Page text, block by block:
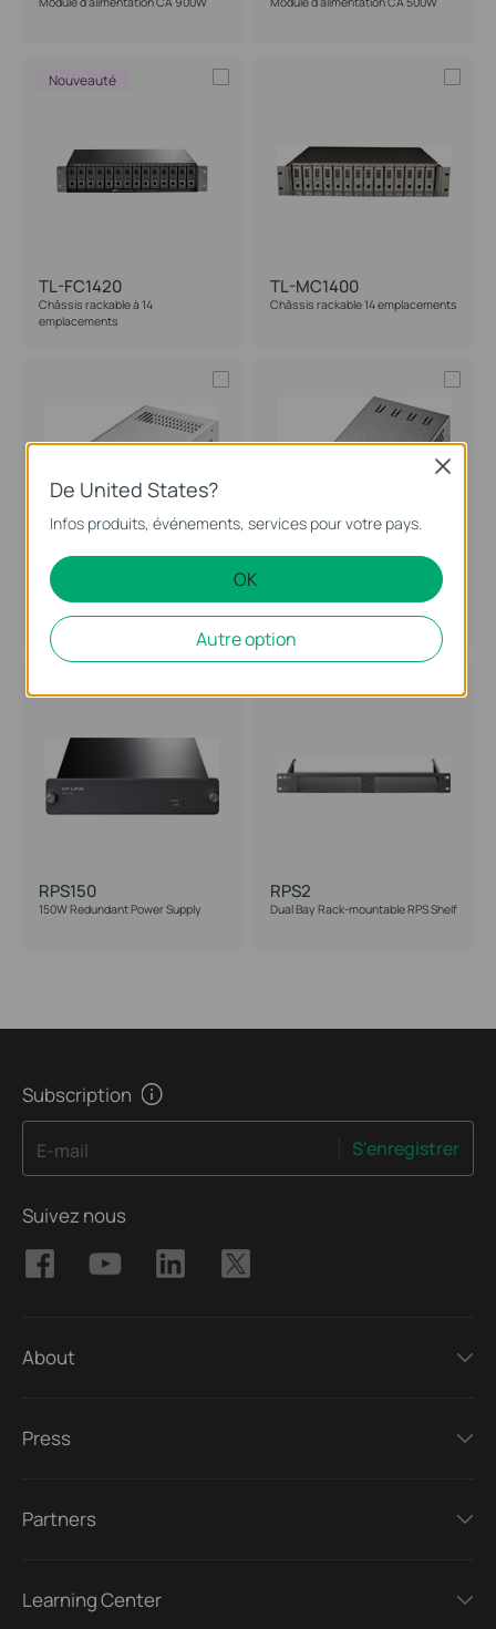
Nouveauté
TL-FC1420
Châssis rackable à 14
emplacements
TL-MC1400
Châssis rackable 14 emplacements
TL-MCRP100
100-240V Redundant Power Supply
Module
150W AC Power Supply Module
RPS150
150W Redundant Power Supply
RPS2
Dual Bay Rack-mountable RPS Shelf
Subscription
E-mail S'enregistrer
Suivez nous
About
Press
Partners
Learning Center
De United States?
Infos produits, événements, services pour votre pays.
OK
Autre option
Close